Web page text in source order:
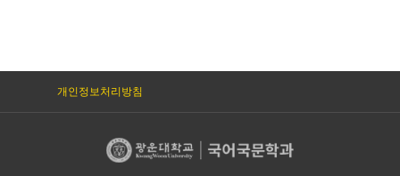
개인정보처리방침